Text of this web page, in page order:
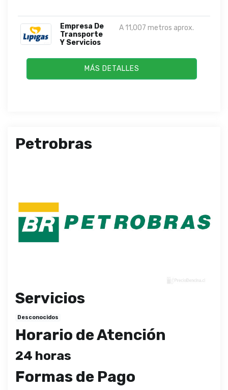
Empresa De
Transporte
Y Servicios
A 11,007 metros aprox.
MÁS DETALLES
Petrobras
Servicios
Desconocidos
Horario de Atención
24 horas
Formas de Pago